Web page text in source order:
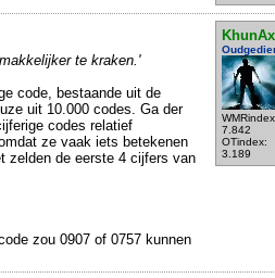
7.842
OTindex:
3.189
te kraken.'
code, bestaande uit de
uit 10.000 codes. Ga der
codes relatief
ze vaak iets betekenen
zelden de eerste 4 cijfers van
zou 0907 of 0757 kunnen